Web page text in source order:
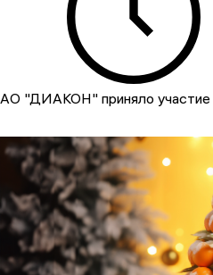
АО "ДИАКОН" приняло участие